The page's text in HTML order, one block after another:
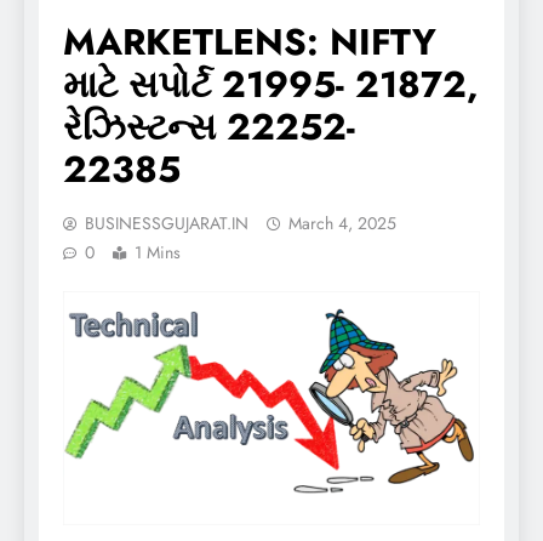
MARKETLENS: NIFTY
માટે સપોર્ટ 21995- 21872,
રેઝિસ્ટન્સ 22252-
22385
BUSINESSGUJARAT.IN
March 4, 2025
0
1 Mins